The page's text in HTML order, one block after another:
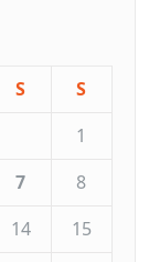
S
S
1
7
8
14
15